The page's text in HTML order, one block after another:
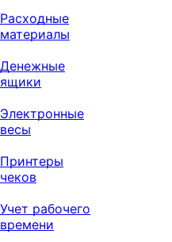
Расходные
материалы
Денежные
ящики
Электронные
весы
Принтеры
чеков
Учет рабочего
времени